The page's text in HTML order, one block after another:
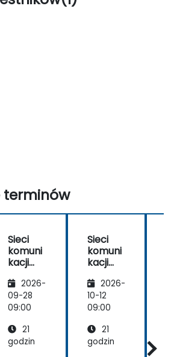
procesami
operatorowi.
KPI w sieciach
oraz zarządzać
w klastrach i
struktur raportowania
terminów
Sieci
komuni
kacji
- teoria
i
praktyk
2026-
09-28
09:00
21
godzin
Sieci
komuni
kacji
- teoria
i
praktyk
2026-
10-12
09:00
21
godzin